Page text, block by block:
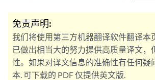
免责声明:
我们将使用第三方机器翻译软件翻译本
已做出相当大的努力提供高质量译文，
性。如果对译文信息的准确性有任何疑
本. 可下载的 PDF 仅提供英文版.